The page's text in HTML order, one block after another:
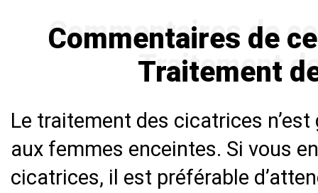
Commentaires de
Traitement
Le traitement des cicatrices
aux femmes enceintes. Si vous
cicatrices, il est préférable